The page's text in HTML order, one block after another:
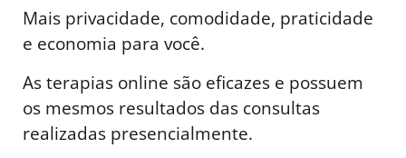
Mais privacidade, comodidade, praticidade
e economia para você.
As terapias online são eficazes e possuem
os mesmos resultados das consultas
realizadas presencialmente.